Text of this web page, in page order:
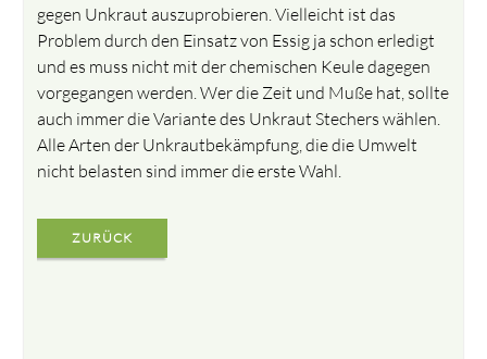
gegen Unkraut auszuprobieren. Vielleicht ist das
Problem durch den Einsatz von Essig ja schon erledigt
und es muss nicht mit der chemischen Keule dagegen
vorgegangen werden. Wer die Zeit und Muße hat, sollte
auch immer die Variante des Unkraut Stechers wählen.
Alle Arten der Unkrautbekämpfung, die die Umwelt
nicht belasten sind immer die erste Wahl.
ZURÜCK